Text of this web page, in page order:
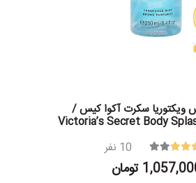
ویکتوریا سکرت آکوا کیس /
Victoria’s Secret Body
10 نفر
تومان